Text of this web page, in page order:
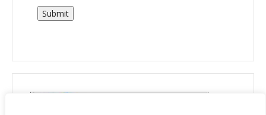
Submit